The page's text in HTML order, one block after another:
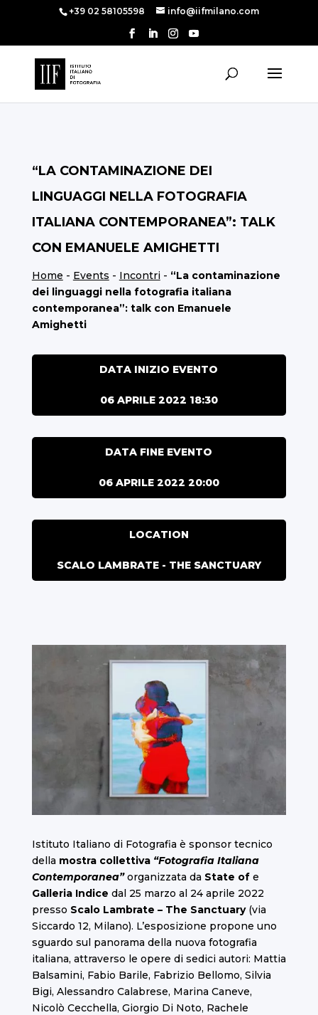
+39 02 58105598 info@iifmilano.com
“LA CONTAMINAZIONE DEI
LINGUAGGI NELLA FOTOGRAFIA
ITALIANA CONTEMPORANEA”: TALK
CON EMANUELE AMIGHETTI
Home - Events - Incontri- “La contaminazione
dei linguaggi nella fotografia italiana
contemporanea”: talk con Emanuele
Amighetti
DATA INIZIO EVENTO
06 APRILE 2022 18:30
DATA FINE EVENTO
06 APRILE 2022 20:00
LOCATION
SCALO LAMBRATE - THE SANCTUARY
Istituto Italiano di Fotografia è sponsor tecnico
della mostra collettiva “Fotografia Italiana
Contemporanea”organizzata da State ofe
Galleria Indice dal 25 marzo al 24 aprile 2022
presso Scalo Lambrate – The Sanctuary(via
Siccardo 12, Milano). L’esposizione propone uno
sguardo sul panorama della nuova fotografia
italiana, attraverso le opere di sedici autori: Mattia
Balsamini, Fabio Barile, Fabrizio Bellomo, Silvia
Bigi, Alessandro Calabrese, Marina Caneve,
Nicolò Cecchella, Giorgio Di Noto, Rachele